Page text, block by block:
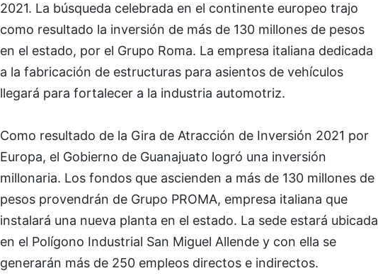
2021. La búsqueda celebrada en el continente europeo trajo
como resultado la inversión de más de 130 millones de pesos
en el estado, por el Grupo Roma. La empresa italiana dedicada
a la fabricación de estructuras para asientos de vehículos
llegará para fortalecer a la industria automotriz.
Como resultado de la Gira de Atracción de Inversión 2021 por
Europa, el Gobierno de Guanajuato logró una inversión
millonaria. Los fondos que ascienden a más de 130 millones de
pesos provendrán de Grupo PROMA, empresa italiana que
instalará una nueva planta en el estado. La sede estará ubicada
en el Polígono Industrial San Miguel Allende y con ella se
generarán más de 250 empleos directos e indirectos.